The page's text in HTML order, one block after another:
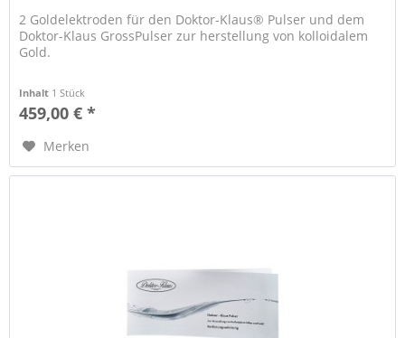
2 Goldelektroden für den Doktor-Klaus® Pulser und dem
Doktor-Klaus GrossPulser zur herstellung von kolloidalem
Gold.
Inhalt 1 Stück
459,00 € *
Merken